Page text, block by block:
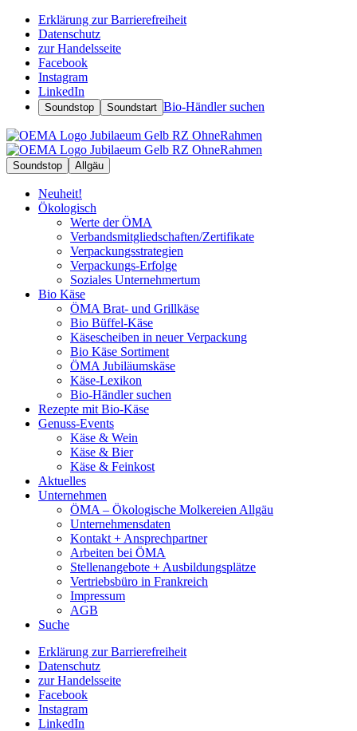
Erklärung zur Barrierefreiheit
Datenschutz
zur Handelsseite
Facebook
Instagram
LinkedIn
Soundstop Soundstart Bio-Händler suchen
Soundstop Allgäu
Neuheit!
Ökologisch
Werte der ÖMA
Verbandsmitgliedschaften/Zertifikate
Verpackungsstrategien
Verpackungs-Erfolge
Soziales Unternehmertum
Bio Käse
ÖMA Brat- und Grillkäse
Bio Büffel-Käse
Käsescheiben in neuer Verpackung
Bio Käse Sortiment
ÖMA Jubiläumskäse
Käse-Lexikon
Bio-Händler suchen
Rezepte mit Bio-Käse
Genuss-Events
Käse & Wein
Käse & Bier
Käse & Feinkost
Aktuelles
Unternehmen
ÖMA – Ökologische Molkereien Allgäu
Unternehmensdaten
Kontakt + Ansprechpartner
Arbeiten bei ÖMA
Stellenangebote + Ausbildungsplätze
Vertriebsbüro in Frankreich
Impressum
AGB
Suche
Erklärung zur Barrierefreiheit
Datenschutz
zur Handelsseite
Facebook
Instagram
LinkedIn